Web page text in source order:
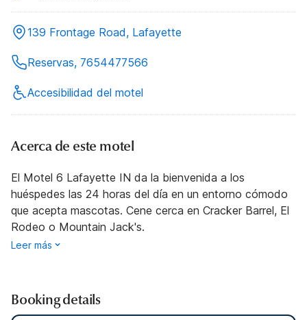
139 Frontage Road, Lafayette
Reservas, 7654477566
Accesibilidad del motel
Acerca de este motel
El Motel 6 Lafayette IN da la bienvenida a los
huéspedes las 24 horas del día en un entorno cómodo
que acepta mascotas. Cene cerca en Cracker Barrel, El
Rodeo o Mountain Jack's.
Leer más
Booking details